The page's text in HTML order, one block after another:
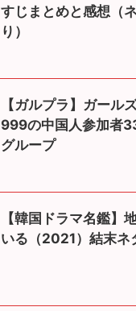
すじまとめと感想（
り）
【ガルプラ】ガール
999の中国人参加者
グループ
【韓国ドラマ名鑑】
いる（2021）結末ネ